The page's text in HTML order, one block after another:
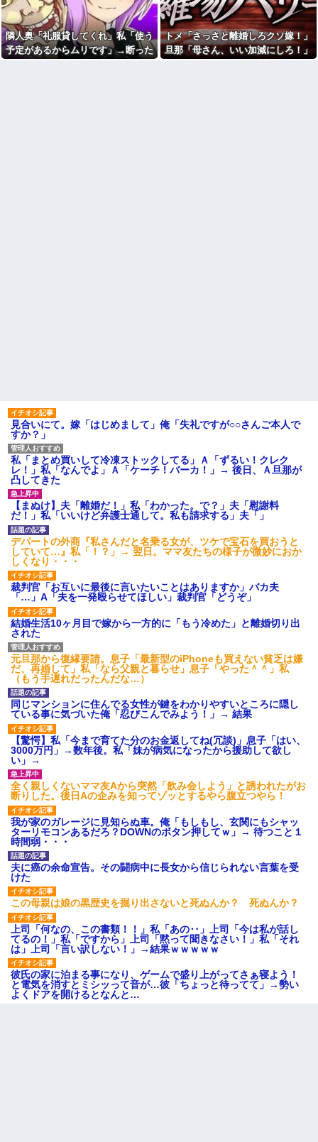
【超朗報】スクールドッグを
導入した学校、不登校が激減
→JK「犬のために学校行きたく
なる」
【画像】森高千里(55) 「ミニ
こに金庫があったから、開けて
みようとしただけ☆』義兄「泥
は出てけ！二度と来るな！」結
果・・・
私「初めて飲む味だけどなん
のお茶？」彼「ちっ！」私「」
【GIF】JSのカンチョーワロ
タ
後続車にクラクションを鳴ら
され彼氏が逆切れ。「何クラク
ション鳴らしてんだ！降りてこ
いよ！」と怒鳴りだし...
【衝撃】報酬100万円超の治験
募集がこちらｗｗｗｗｗ(※画像
あり)
【ネット騒然】惨殺されたタ
ワマン頂き女子のこの動画、す
げえええええｗｗｗｗｗｗｗｗ
ｗｗｗ
【愕然】白のクラウン俺氏、
高速道路左車線を制限速度で走
った結果wwwwwwwwwwww
百年の恋12-899 食べた量を
張り合ってくる
【悲報】佐藤輝明・・・２軍
でも盛大にやらかす←あまり悲
しませないでくれ
て動物園。ワシ「自分らのママ
にもっと遊んで欲しいやん
な？」ｶﾞｷ「遊んでほしい」ワシ
「魔法の言葉があるよ」。結
果、阿鼻叫喚ww
【修羅場】父の浮気相手がま
隣人奥「礼服貸してくれ」私「使う
予定があるからムリです」→断った
トメ「さっさと離婚しろクソ嫁！」
旦那「母さん、いい加減にしろ！」
見合いにて。嫁「はじめまして」俺「失礼ですが○○さんご本人で
すか？」
私「まとめ買いして冷凍ストックしてる」Ａ「ずるい！クレク
レ！」私「なんでよ」Ａ「ケーチ！バーカ！」→ 後日、Ａ旦那が
凸してきた
【まぬけ】夫「離婚だ！」私「わかった。で？」夫「慰謝料
だ！」私「いいけど弁護士通して。私も請求する」夫「」
デパートの外商『私さんだと名乗る女が、ツケで宝石を買おうと
していて…』私「！？」→ 翌日。ママ友たちの様子が微妙におか
しくなり・・・
裁判官「お互いに最後に言いたいことはありますか」バカ夫
「…」A「夫を一発殴らせてほしい」裁判官「どうぞ」
結婚生活10ヶ月目で嫁から一方的に「もう冷めた」と離婚切り出
された
元旦那から復縁要請。息子「最新型のiPhoneも買えない貧乏は嫌
だ、再婚して」私「なら父親と暮らせ」息子「やった＾＾」私
（もう手遅れだったんだな…）
同じマンションに住んでる女性が鍵をわかりやすいところに隠し
ている事に気づいた俺「忍びこんでみよう！」→ 結果
【驚愕】私「今まで育てた分のお金返してね(冗談)」息子「はい、
3000万円」→数年後。私「妹が病気になったから援助して欲し
い」→
全く親しくないママ友Aから突然「飲み会しよう」と誘われたがお
断りした。後日Aの企みを知ってゾッとするやら腹立つやら！
我が家のガレージに見知らぬ車。俺「もしもし、玄関にもシャッ
ターリモコンあるだろ？DOWNのボタン押してｗ」→ 待つこと１
時間弱・・・
夫に癌の余命宣告。その闘病中に長女から信じられない言葉を受
けた
この母親は娘の黒歴史を掘り出さないと死ぬんか？ 死ぬんか？
上司「何なの、この書類！！」私「あの‥」上司「今は私が話し
てるの！」私「ですから」上司「黙って聞きなさい！」私「それ
は」上司「言い訳しない！」→結果ｗｗｗｗｗ
彼氏の家に泊まる事になり、ゲームで盛り上がってさぁ寝よう！
と電気を消すとミシッって音が…彼「ちょっと待ってて」→勢い
よくドアを開けるとなんと…